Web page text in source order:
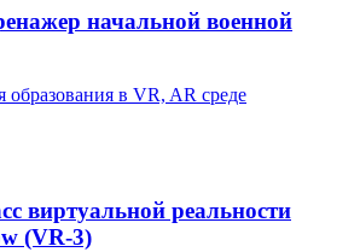
начальной военной
образования в VR, AR среде
виртуальной реальности
(VR-3)